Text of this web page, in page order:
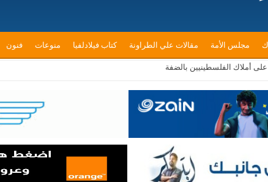
مجلس الأمة مقالات علي الطراونة كتاب فيلادلفيا منوعات فنون
أملاك الفلسطينيين بالضفة